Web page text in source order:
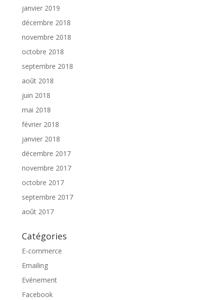
janvier 2019
décembre 2018
novembre 2018
octobre 2018
septembre 2018
août 2018
juin 2018
mai 2018
février 2018
janvier 2018
décembre 2017
novembre 2017
octobre 2017
septembre 2017
août 2017
Catégories
E-commerce
Emailing
Evénement
Facebook